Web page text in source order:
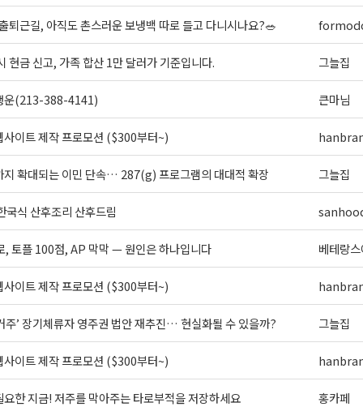
퇴근길, 아직도 촌스러운 보냉백 따로 들고 다니시나요?🥗
현금 신고, 가족 합산 1만 달러가 기준입니다. 그늘집
운(213-388-4141) 큰마님
사이트 제작 프로모션 ($300부터~)
지 확대되는 이민 단속… 287(g) 프로그램의 대대적 확장 그늘집
국식 산후조리 산후드림
, 토플 100점, AP 막막 — 원인은 하나입니다 베테랑
사이트 제작 프로모션 ($300부터~)
주’ 장기체류자 영주권 법안 재추진… 현실화될 수 있을까? 그늘집
사이트 제작 프로모션 ($300부터~)
한 지금! 저주를 막아주는 타로부적을 저장하세요 홍카페